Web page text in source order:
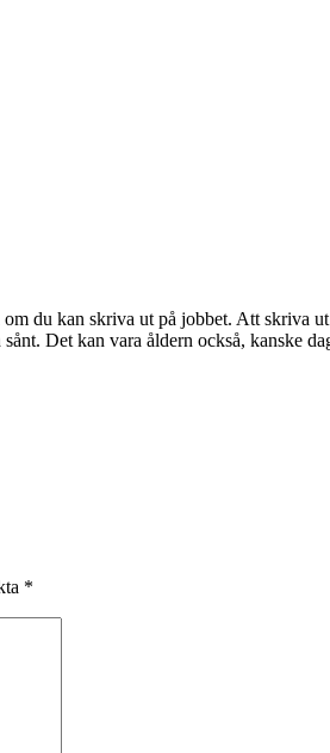
du kan skriva ut på jobbet. Att
Det kan vara åldern också, kanske
*